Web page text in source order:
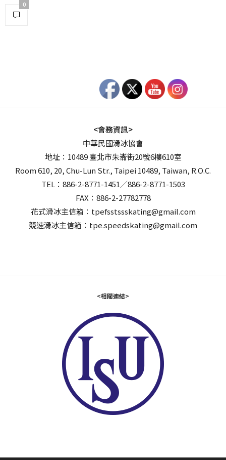
0
<會務資訊>
中華民國滑冰協會
地址：10489 臺北市朱崙街20號6樓610室
Room 610, 20, Chu-Lun Str., Taipei 10489, Taiwan, R.O.C.
TEL：886-2-8771-1451／886-2-8771-1503
FAX：886-2-27782778
花式滑冰主信箱：tpefsstssskating@gmail.com
競速滑冰主信箱：tpe.speedskating@gmail.com
<相關連結>